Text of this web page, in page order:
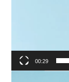
00:29